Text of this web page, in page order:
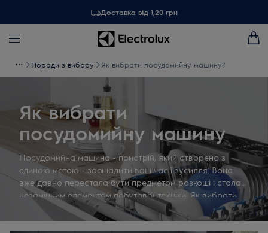
Доставка від 1,20 грн
Поради з вибору Як вибрати посудомийну машину?
Як вибрати
посудомийну машину
Посудомийна машина - пристрій, який створено з
єдиною метою - заощадити ваш час і зусилля. Вона
вже давно перестала бути предметом розкоші і стала
незамінним елементом побутової техніки. Як вибрати
посудомийну машину, яка задовольнить всі ваші
потреби? Дотримуйтесь наших порад.